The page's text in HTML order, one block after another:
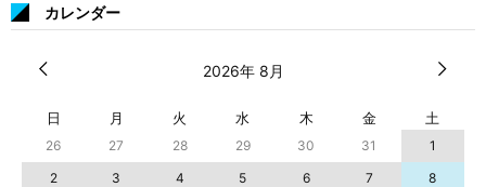
カレンダー
2026年 8月
日 月 火 水 木 金 土
26 27 28 29 30 31
1
2
3 4 5 6 7
8